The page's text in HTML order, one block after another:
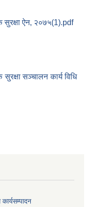
सुरक्षा ऐन, २०७५(1).pdf
सुरक्षा सञ्चालन कार्य विधि